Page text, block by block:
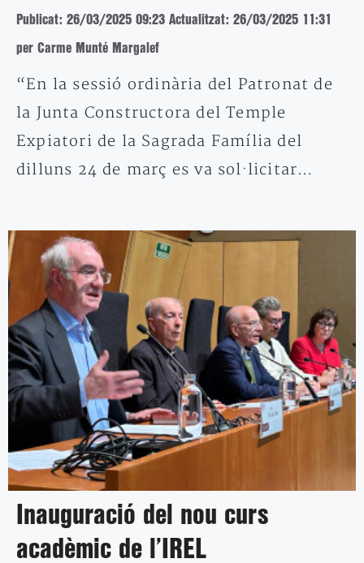
Publicat: 26/03/2025 09:23 Actualitzat: 26/03/2025 11:31
per Carme Munté Margalef
“En la sessió ordinària del Patronat de
la Junta Constructora del Temple
Expiatori de la Sagrada Família del
dilluns 24 de març es va sol·licitar…
Inauguració del nou curs
acadèmic de l’IREL